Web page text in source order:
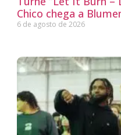
Chico chega a
6 de agosto de 2026